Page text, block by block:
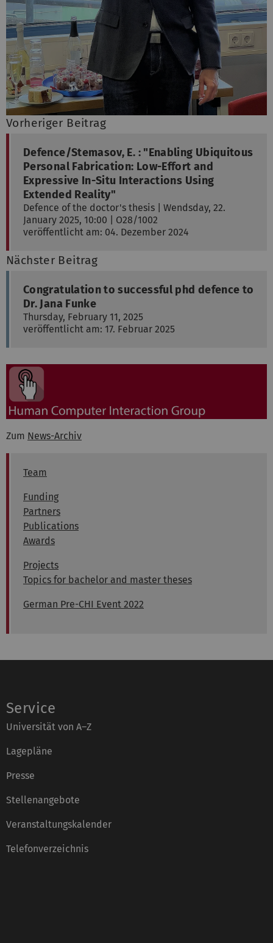
Vorheriger Beitrag
Defence/Stemasov, E. : "Enabling Ubiquitous
Personal Fabrication: Low-Effort and
Expressive In-Situ Interactions Using
Extended Reality"
Defence of the doctor's thesis | Wendsday, 22.
January 2025, 10:00 | O28/1002
veröffentlicht am: 04. Dezember 2024
Nächster Beitrag
Congratulation to successful phd defence to
Dr. Jana Funke
Thursday, February 11, 2025
veröffentlicht am: 17. Februar 2025
Zum News-Archiv
Team
Funding
Partners
Publications
Awards
Projects
Topics for bachelor and master theses
German Pre-CHI Event 2022
Service
Universität von A–Z
Lagepläne
Presse
Stellenangebote
Veranstaltungskalender
Telefonverzeichnis